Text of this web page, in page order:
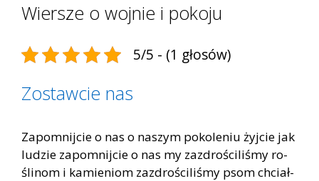
Wiersze o wojnie i pokoju
5/5 - (1 głosów)
Zostawcie nas
Za­po­mnij­cie o nas o na­szym po­ko­le­niu żyj­cie jak
lu­dzie za­po­mnij­cie o nas my za­zdro­ści­li­śmy ro­
śli­nom i ka­mie­niom za­zdro­ści­li­śmy psom chciał­